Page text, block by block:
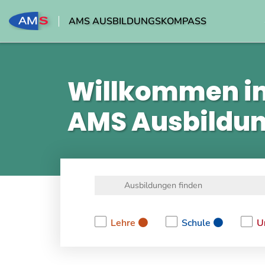
AMS AUSBILDUNGSKOMPASS
Willkommen
AMS
Lehre
Schule